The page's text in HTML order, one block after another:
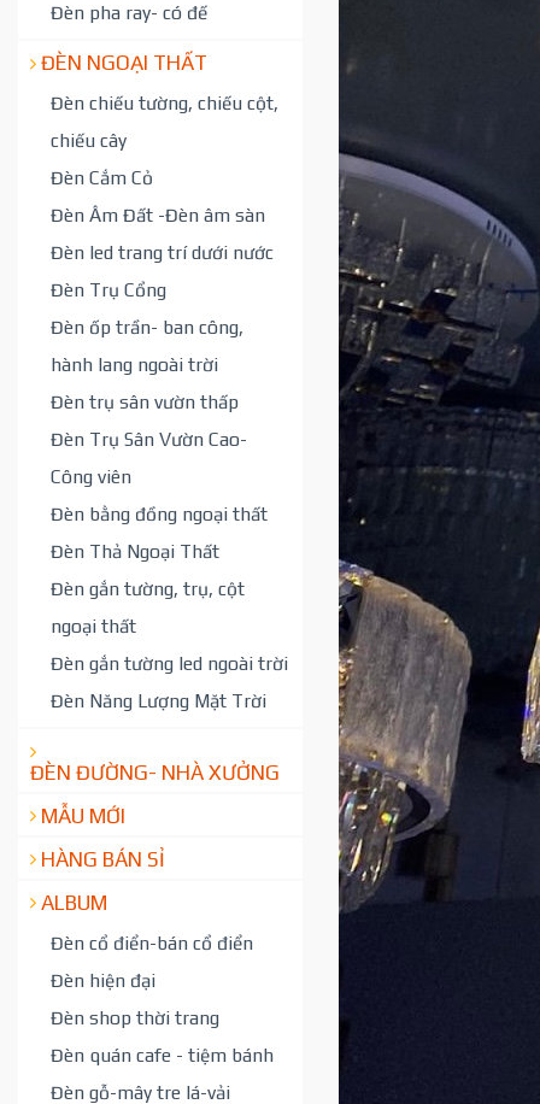
Đèn pha ray- có đế
ĐÈN NGOẠI THẤT
Đèn chiếu tường, chiếu cột,
chiếu cây
Đèn Cắm Cỏ
Đèn Âm Đất -Đèn âm sàn
Đèn led trang trí dưới nước
Đèn Trụ Cổng
Đèn ốp trần- ban công,
hành lang ngoài trời
Đèn trụ sân vườn thấp
Đèn Trụ Sân Vườn Cao-
Công viên
Đèn bằng đồng ngoại thất
Đèn Thả Ngoại Thất
Đèn gắn tường, trụ, cột
ngoại thất
Đèn gắn tường led ngoài trời
Đèn Năng Lượng Mặt Trời
ĐÈN ĐƯỜNG- NHÀ XƯỞNG
MẪU MỚI
HÀNG BÁN SỈ
ALBUM
Đèn cổ điển-bán cổ điển
Đèn hiện đại
Đèn shop thời trang
Đèn quán cafe - tiệm bánh
Đèn gỗ-mây tre lá-vải